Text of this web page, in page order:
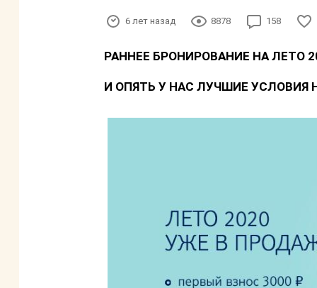
6 лет назад 8878 158
РАННЕЕ БРОНИРОВАНИЕ НА ЛЕТО
И ОПЯТЬ У НАС ЛУЧШИЕ УСЛОВИЯ